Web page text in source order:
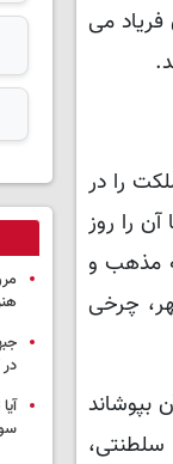
فریاد می
را در
را روز
پایبند به مذهب و
چرخی
بپوشاند